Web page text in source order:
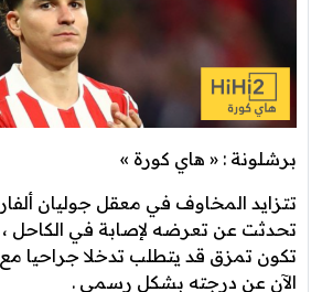
برشلونة : « هاي كورة »
تتزايد المخاوف في معقل جوليان
تحدثت عن تعرضه لإصابة في الكاحل ،
تكون تمزق قد يتطلب تدخلا جراحيا
الآن عن درجته بشكل رسمي .